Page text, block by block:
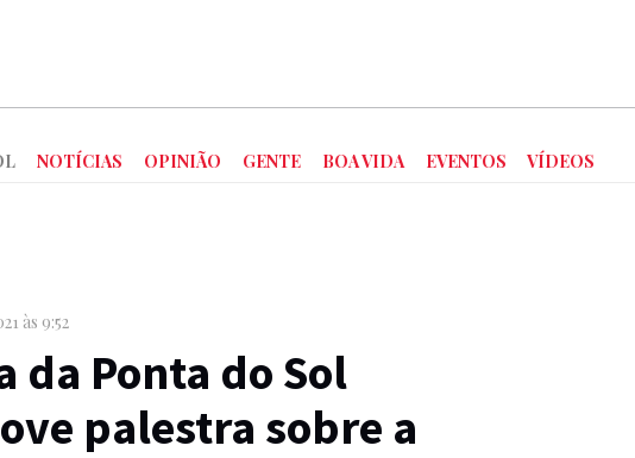
NOTÍCIAS OPINIÃO GENTE BOA VIDA EVENTOS VÍDEOS
às 9:52
da Ponta do Sol
palestra sobre a